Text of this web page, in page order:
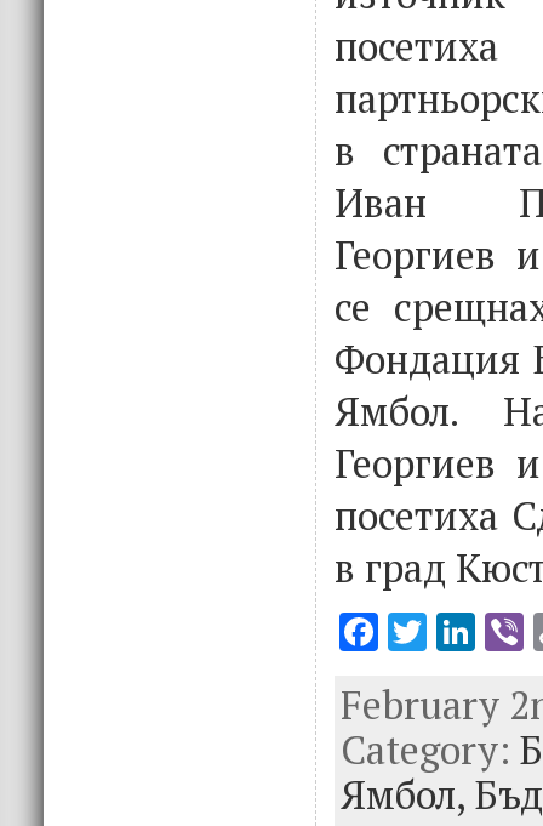
в
Иван
Георгиев
се
Фондация
Ямбол.
Георгиев
посетиха
в град
F
e
b
o
T
it
te
r
Li
k
e
dI
February
Category:
Ямбол,